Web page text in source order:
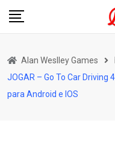
Skip
Alan Weslley Games
JOGAR – Go To Car Driving
para Android e IOS